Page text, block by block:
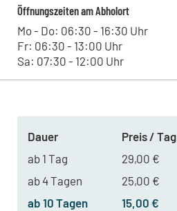
Öffnungszeiten am Abholort
Mo - Do: 06:30 - 16:30 Uhr
Fr: 06:30 - 13:00 Uhr
Sa: 07:30 - 12:00 Uhr
Dauer Preis / Tag
ab 1 Tag
29,00 €
ab 4 Tagen
25,00 €
ab 10 Tagen
15,00 €